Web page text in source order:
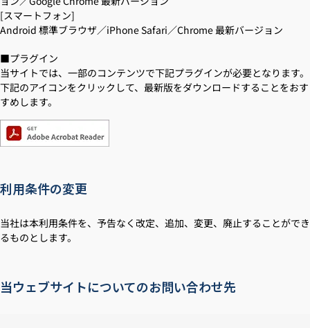
[スマートフォン]
Android 標準ブラウザ／iPhone Safari／Chrome 最新バージョン
■プラグイン
当サイトでは、一部のコンテンツで下記プラグインが必要となります。
下記のアイコンをクリックして、最新版をダウンロードすることをおす
すめします。
利用条件の変更
当社は本利用条件を、予告なく改定、追加、変更、廃止することができ
るものとします。
当ウェブサイトについてのお問い合わせ先